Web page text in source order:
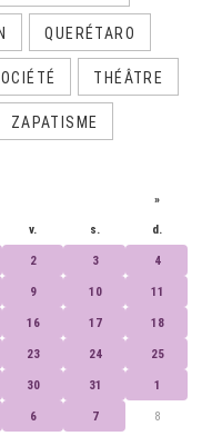
QUERÉTARO
THÉÂTRE
ZAPATISME
»
v. s. d.
2 3 4
9 10 11
16 17 18
23 24 25
30 31 1
6 7 8